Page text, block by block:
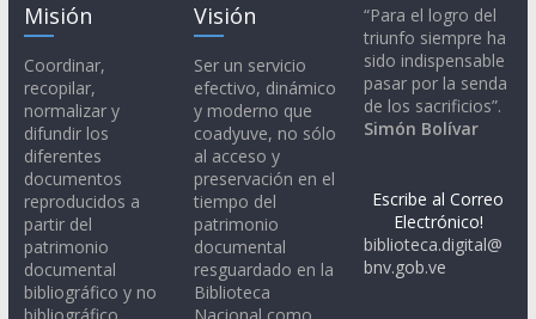
Misión
Coordinar,
recopilar,
normalizar y
difundir los
diferentes
documentos
reproducidos a
partir del
patrimonio
documental
bibliográfico y no
Visión
Ser un servicio
efectivo, dinámico
y moderno que
coadyuve, no sólo
al acceso y
preservación en el
tiempo del
patrimonio
documental
resguardado en la
Biblioteca
“Para el logro del
triunfo siempre ha
sido indispensable
pasar por la senda
de los sacrificios”.
Simón Bolívar
Escribe al Correo
Electrónico!
biblioteca.digital@
bnv.gob.ve